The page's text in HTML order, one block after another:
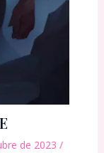
de 2023 /